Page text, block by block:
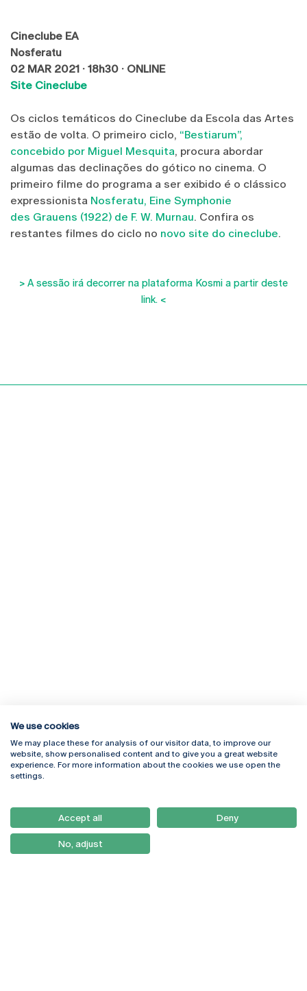
Cineclube EA
Nosferatu
02 MAR 2021 · 18h30 · ONLINE
Site Cineclube
Os ciclos temáticos do Cineclube da Escola das Artes
estão de volta. O primeiro ciclo, “Bestiarum”,
concebido por Miguel Mesquita, procura abordar
algumas das declinações do gótico no cinema. O
primeiro filme do programa a ser exibido é o clássico
expressionista Nosferatu, Eine Symphonie
des Grauens (1922) de F. W. Murnau. Confira os
restantes filmes do ciclo no novo site do cineclube.
> A sessão irá decorrer na plataforma Kosmi a partir deste
link. <
Rua Diogo Botelho 1327
4169-005 Porto
+351 226 196 240
Campus Online
Webmail
Como Chegar
Newsletter
We use cookies
We may place these for analysis of our visitor data, to improve our
website, show personalised content and to give you a great website
experience. For more information about the cookies we use open the
settings.
Accept all Deny
No, adjust